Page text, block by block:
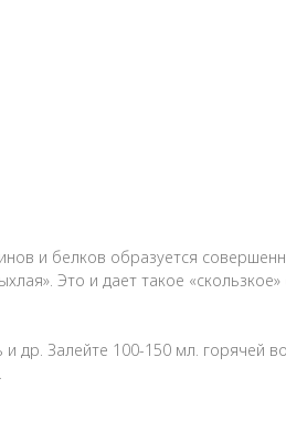
и белков образуется
Это и дает такое
др. Залейте 100-150 мл. горячей